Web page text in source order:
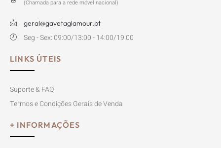
The Big Book of Chic